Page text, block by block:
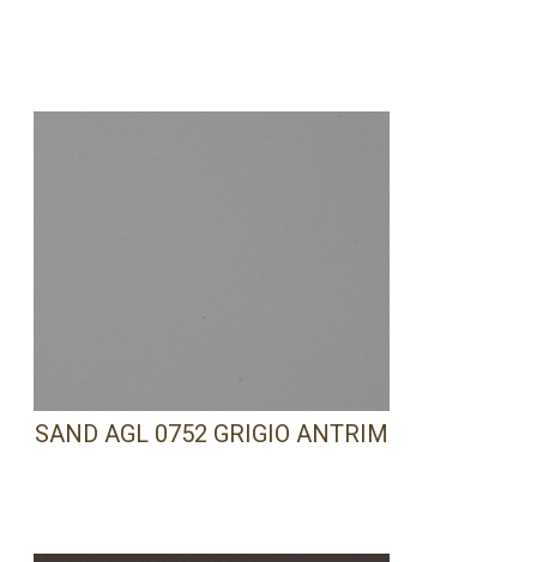
SAND AGL 0752 GRIGIO ANTRIM